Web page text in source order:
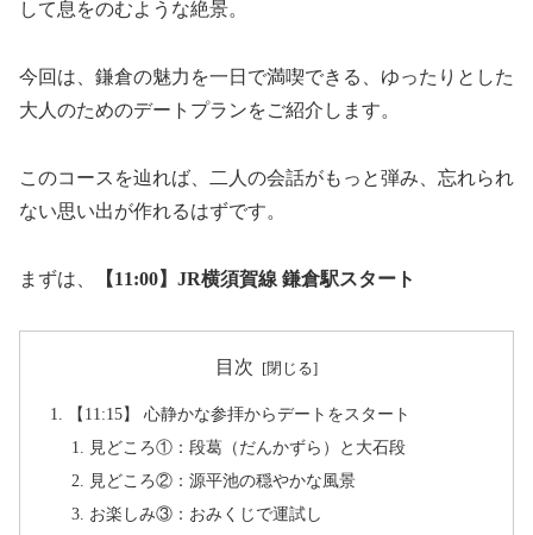
して息をのむような絶景。
今回は、鎌倉の魅力を一日で満喫できる、ゆったりとした
大人のためのデートプランをご紹介します。
このコースを辿れば、二人の会話がもっと弾み、忘れられ
ない思い出が作れるはずです。
まずは、 【11:00】JR横須賀線 鎌倉駅スタート
目次
【11:15】 心静かな参拝からデートをスタート
見どころ①：段葛（だんかずら）と大石段
見どころ②：源平池の穏やかな風景
お楽しみ③：おみくじで運試し